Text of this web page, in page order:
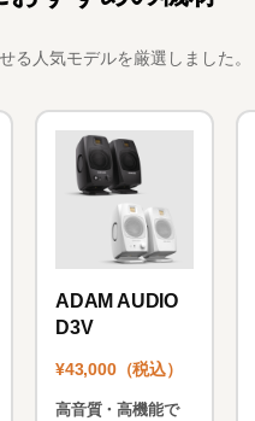
る人気モデルを厳選しました。
ADAM AUDIO
D3V
¥43,000（税込）
高音質・高機能で